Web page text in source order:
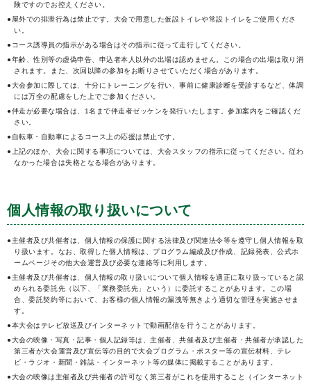
険ですのでお控えください。
●屋外での排泄行為は禁止です。大会で用意した仮設トイレや常設トイレをご使用くださ
い。
●コース誘導員の指示がある場合はその指示に従って走行してください。
●年齢、性別等の虚偽申告、申込者本人以外の出場は認めません。この場合の出場は取り消
されます。また、次回以降の参加をお断りさせていただく場合があります。
●大会参加に際しては、十分にトレーニングを行い、事前に健康診断を受診するなど、体調
には万全の配慮をした上でご参加ください。
●伴走が必要な場合は、1名まで伴走者ゼッケンを発行いたします。参加案内をご確認くだ
さい。
●自転車・自動車によるコース上の応援は禁止です。
●上記のほか、大会に関する事項については、大会スタッフの指示に従ってください。従わ
なかった場合は失格となる場合があります。
個人情報の取り扱いについて
●主催者及び共催者は、個人情報の保護に関する法律及び関連法令等を遵守し個人情報を取
り扱います。なお、取得した個人情報は、プログラム編成及び作成、記録発表、公式ホ
ームページその他大会運営及び必要な連絡等に利用します。
●主催者及び共催者は、個人情報の取り扱いについて個人情報を適正に取り扱っていると認
められる委託先（以下、「業務委託先」という）に委託することがあります。この場
合、委託契約等において、お客様の個人情報の漏洩等無きよう適切な管理を実施させま
す。
●本大会はテレビ放送及びインターネットで動画配信を行うことがあります。
●大会の映像・写真・記事・個人記録等は、主催者、共催者及び主催者・共催者が承認した
第三者が大会運営及び宣伝等の目的で大会プログラム・ポスター等の宣伝材料、テレ
ビ・ラジオ・新聞・雑誌・インターネット等の媒体に掲載することがあります。
●大会の映像は主催者及び共催者の許可なく第三者がこれを使用すること（インターネット